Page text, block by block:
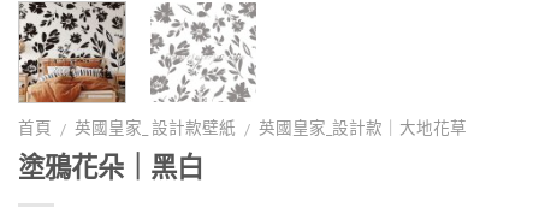
首頁 / 英國皇家_ 設計款壁紙 / 英國皇家_設計款｜大地花草
塗鴉花朵｜黑白